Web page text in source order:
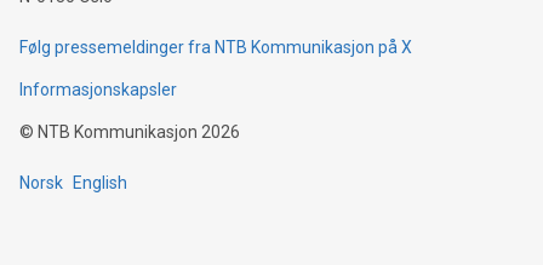
Følg pressemeldinger fra NTB Kommunikasjon på X
Informasjonskapsler
© NTB Kommunikasjon 2026
Norsk English